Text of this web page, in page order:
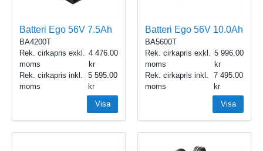
Batteri Ego 56V 7.5Ah
BA4200T
Rek. cirkapris exkl.
moms
4 476.00
Rek. cirkapris inkl.
moms
5 595.00
Visa
Batteri Ego 56V 10.0Ah
BA5600T
Rek. cirkapris exkl.
moms
5 996.00
Rek. cirkapris inkl.
moms
7 495.00
Visa